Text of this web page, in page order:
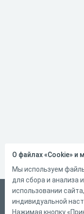
Русский
Справка
О файлах «Cookie» и
Мы используем
для сбора и анализа
использовании
индивидуальной
Нажимая кнопку